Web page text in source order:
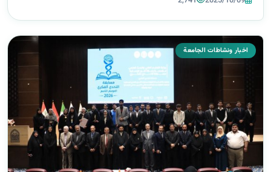
اخبار ونشاطات الجامعة